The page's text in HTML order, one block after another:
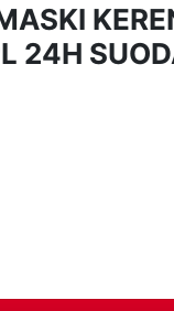
24H